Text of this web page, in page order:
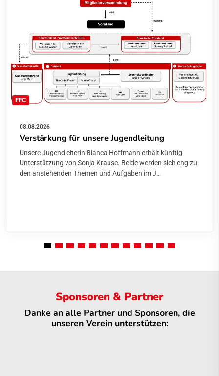
FFC
08.08.2026
Verstärkung für unsere Jugendleitung
Unsere Jugendleiterin Bianca Hoffmann erhält künftig
Unterstützung von Sonja Krause. Beide werden sich eng zu
den anstehenden Themen und Aufgaben im J…
Sponsoren & Partner
Danke an alle Partner und Sponsoren, die
unseren Verein unterstützen: